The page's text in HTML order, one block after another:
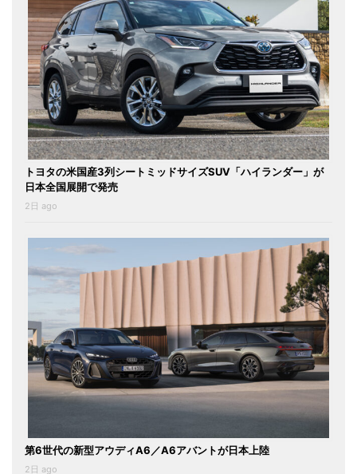
トヨタの米国産3列シートミッドサイズSUV「ハイランダー」が
日本全国展開で発売
2日 ago
第6世代の新型アウディA6／A6アバントが日本上陸
2日 ago